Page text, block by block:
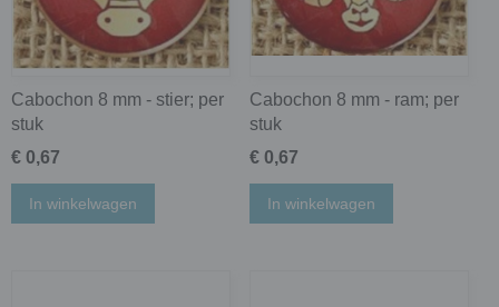
Cabochon 8 mm - stier; per
stuk
€ 0,67
In winkelwagen
Cabochon 8 mm - ram; per
stuk
€ 0,67
In winkelwagen